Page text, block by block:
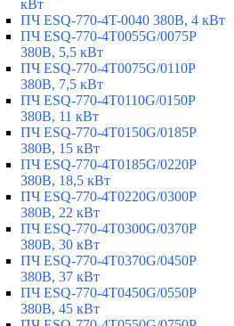
кВт
ПЧ ESQ-770-4T-0040 380В, 4 кВт
ПЧ ESQ-770-4T0055G/0075P
380В, 5,5 кВт
ПЧ ESQ-770-4T0075G/0110P
380В, 7,5 кВт
ПЧ ESQ-770-4T0110G/0150P
380В, 11 кВт
ПЧ ESQ-770-4T0150G/0185P
380В, 15 кВт
ПЧ ESQ-770-4T0185G/0220P
380В, 18,5 кВт
ПЧ ESQ-770-4T0220G/0300P
380В, 22 кВт
ПЧ ESQ-770-4T0300G/0370P
380В, 30 кВт
ПЧ ESQ-770-4T0370G/0450P
380В, 37 кВт
ПЧ ESQ-770-4T0450G/0550P
380В, 45 кВт